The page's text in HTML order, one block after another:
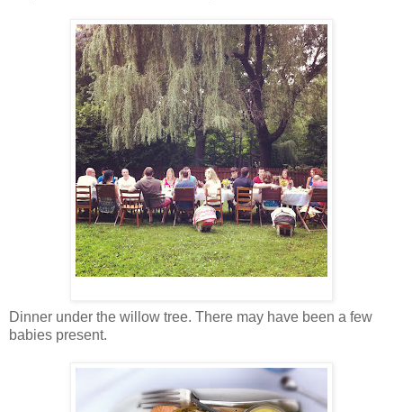
Dinner under the willow tree. There may have been a few
babies present.